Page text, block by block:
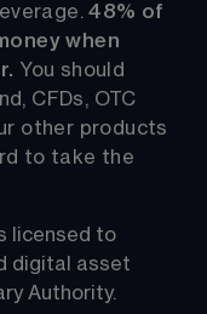
48% of
when
You should
CFDs, OTC
other products
to take the
licensed to
digital asset
Authority.